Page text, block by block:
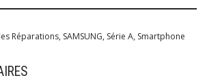
Réparations, SAMSUNG, Série A, Smartphone